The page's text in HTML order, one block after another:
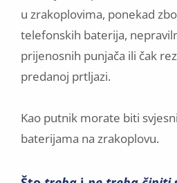
u zrakoplovima, ponekad
telefonskih baterija,
prijenosnih punjača ili čak
predanoj prtljazi.
Kao putnik morate biti
baterijama na zrakoplovu.